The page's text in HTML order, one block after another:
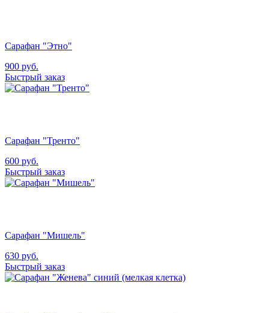
Сарафан "Этно"
900 руб.
Быстрый заказ
Сарафан "Тренто"
600 руб.
Быстрый заказ
Сарафан "Мишель"
630 руб.
Быстрый заказ